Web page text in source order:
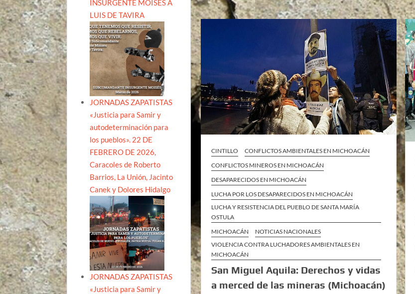
CINTILLO
CONFLICTOS AMBIENTALES EN MICHOACÁN
CONFLICTOS MINEROS EN MICHOACÁN
DESAPARECIDOS EN MICHOACÁN
LUCHA POR LOS DESAPARECIDOS EN MICHOACÁN
LUCHA Y RESISTENCIA DEL PUEBLO DE SANTA MARÍA
OSTULA
MICHOACÁN
NOTICIAS NACIONALES
VIOLENCIA CONTRA LUCHADORES AMBIENTALES EN
MICHOACÁN
San Miguel Aquila: Derechos y vidas
a merced de las mineras (Michoacán)
INSURGENTE MOISÉS A
LUIS DE TAVIRA
JORNADAS ZAPATISTAS
«Justicia para Samir y
autodeterminación para
los pueblos». 22 DE
FEBRERO DE 2026,
Caracoles de Roberto
Barrios, La Unión, Jacinto
Canek y Dolores Hidalgo
JORNADAS ZAPATISTAS
«Justicia para Samir y